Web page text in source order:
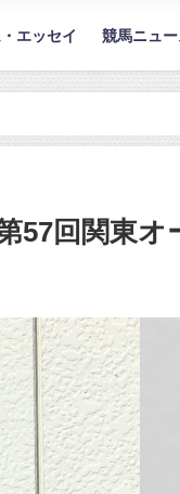
エッセイ 競馬ニュ
57回関東オ